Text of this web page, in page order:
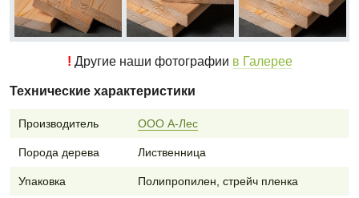
! Другие наши фотографии в Галерее
Технические характеристики
Производитель ООО А-Лес
Порода дерева Лиственница
Упаковка Полипропилен, стрейч пленка